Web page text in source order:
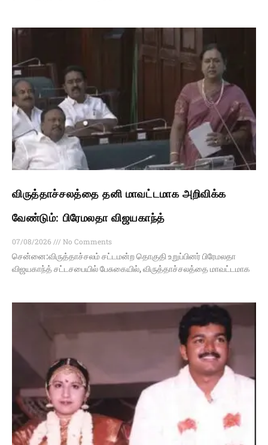
விருத்தாச்சலத்தை தனி மாவட்டமாக அறிவிக்க
வேண்டும்: பிரேமலதா விஜயகாந்த்
07/08/2026
No Comments
சென்னை:விருத்தாச்சலம் சட்டமன்ற தொகுதி உறுப்பினர் பிரேமலதா
விஜயகாந்த் சட்டசபையில் பேசுகையில், விருத்தாச்சலத்தை மாவட்டமாக